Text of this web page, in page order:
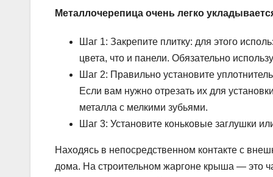
Металлочерепица очень легко
Шаг 1: Закрепите плитку: для этого
цвета, что и панели. Обязательно
Шаг 2: Правильно установите
Если вам нужно отрезать их для
металла с мелкими зубьями.
Шаг 3: Установите коньковые заглушки
Находясь в непосредственном контакте с
дома. На строительном жаргоне крыша — это